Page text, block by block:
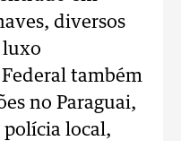
diversos
luxo
também
no Paraguai,
polícia local,